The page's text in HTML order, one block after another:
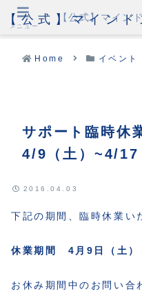
【公式】マイン
Home イベント
サポート臨時休
4/9（土）~4/17
2016.04.03
下記の期間、臨時休業い
休業期間 4月9日（土）
お休み期間中のお問い合
メニュー
【公式】マイン